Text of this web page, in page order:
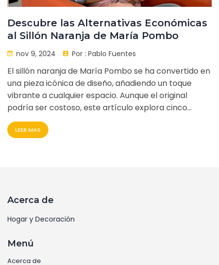
Descubre las Alternativas Económicas
al Sillón Naranja de María Pombo
nov 9, 2024 Por : Pablo Fuentes
El sillón naranja de María Pombo se ha convertido en
una pieza icónica de diseño, añadiendo un toque
vibrante a cualquier espacio. Aunque el original
podría ser costoso, este artículo explora cinco
opciones asequibles que te permitirán replicar el
estilo sin vaciar tu bolsillo. Una de las alternativas
LEER MAS
Acerca de
Hogar y Decoración
Menú
Acerca de